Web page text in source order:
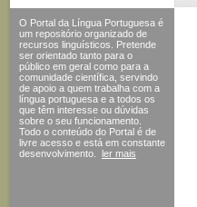
O Portal da Língua Portuguesa é
um repositório organizado de
recursos linguísticos. Pretende
ser orientado tanto para o
público em geral como para a
comunidade científica, servindo
de apoio a quem trabalha com a
língua portuguesa e a todos os
que têm interesse ou dúvidas
sobre o seu funcionamento.
Todo o conteúdo do Portal é de
livre acesso e está em constante
desenvolvimento.
ler mais